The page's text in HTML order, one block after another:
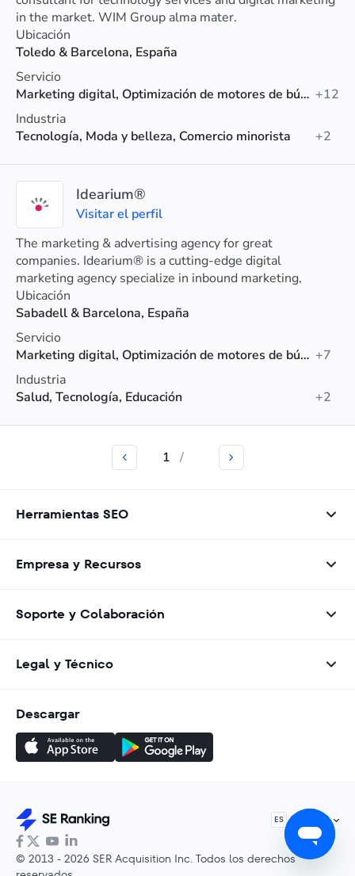
in the market. WIM Group alma mater.
Ubicación
Toledo & Barcelona, España
Servicio
Marketing digital, Optimización de motores de búsqueda (SEO), SEM +12
Industria
Tecnología, Moda y belleza, Comercio minorista
+2
Idearium®
Visitar el perfil
The marketing & advertising agency for great
companies. Idearium® is a cutting-edge digital
marketing agency specialize in inbound marketing,
content SEO and influencers marketing strategies.
Ubicación
Sabadell & Barcelona, España
Servicio
Marketing digital, Optimización de motores de búsqueda (SEO), Branding +7
Industria
Salud, Tecnología, Educación
+2
1 /
Herramientas SEO
Empresa y Recursos
Soporte y Colaboración
Legal y Técnico
Descargar
ES Español
© 2013 - 2026 SER Acquisition Inc. Todos los derechos